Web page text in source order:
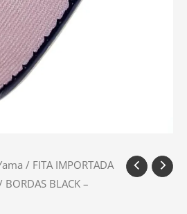
/ FITA IMPORTADA
BORDAS BLACK –